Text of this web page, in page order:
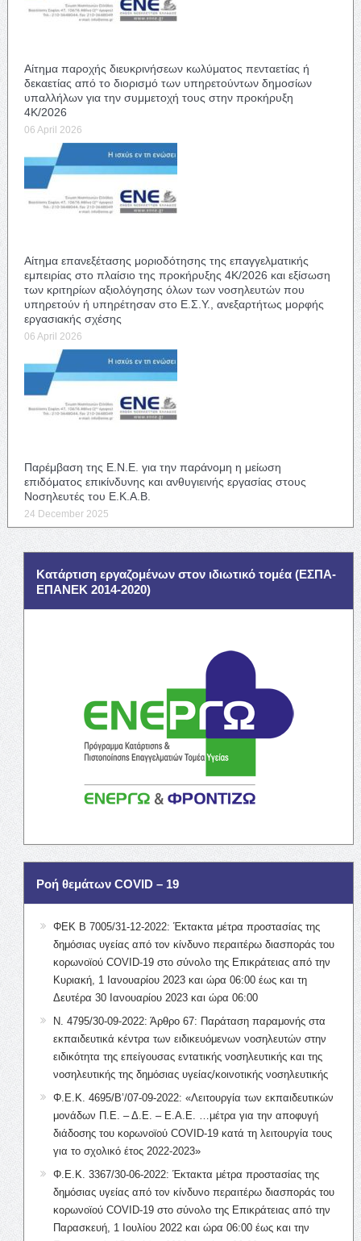
Αίτημα παροχής διευκρινήσεων κωλύματος πενταετίας ή
δεκαετίας από το διορισμό των υπηρετούντων δημοσίων
υπαλλήλων για την συμμετοχή τους στην προκήρυξη
4Κ/2026
06 April 2026
Αίτημα επανεξέτασης μοριοδότησης της επαγγελματικής
εμπειρίας στο πλαίσιο της προκήρυξης 4Κ/2026 και εξίσωση
των κριτηρίων αξιολόγησης όλων των νοσηλευτών που
υπηρετούν ή υπηρέτησαν στο Ε.Σ.Υ., ανεξαρτήτως μορφής
εργασιακής σχέσης
06 April 2026
Παρέμβαση της Ε.Ν.Ε. για την παράνομη η μείωση
επιδόματος επικίνδυνης και ανθυγιεινής εργασίας στους
Νοσηλευτές του Ε.Κ.Α.Β.
24 December 2025
Κατάρτιση εργαζομένων στον ιδιωτικό τομέα (ΕΣΠΑ-
ΕΠΑΝΕΚ 2014-2020)
Ροή θεμάτων COVID – 19
ΦΕΚ Β 7005/31-12-2022: Έκτακτα μέτρα προστασίας της
δημόσιας υγείας από τον κίνδυνο περαιτέρω διασποράς του
κορωνοϊού COVID-19 στο σύνολο της Επικράτειας από την
Κυριακή, 1 Ιανουαρίου 2023 και ώρα 06:00 έως και τη
Δευτέρα 30 Ιανουαρίου 2023 και ώρα 06:00
Ν. 4795/30-09-2022: Άρθρο 67: Παράταση παραμονής στα
εκπαιδευτικά κέντρα των ειδικευόμενων νοσηλευτών στην
ειδικότητα της επείγουσας εντατικής νοσηλευτικής και της
νοσηλευτικής της δημόσιας υγείας/κοινοτικής νοσηλευτικής
Φ.Ε.Κ. 4695/Β’/07-09-2022: «Λειτουργία των εκπαιδευτικών
μονάδων Π.Ε. – Δ.Ε. – Ε.Α.Ε. …μέτρα για την αποφυγή
διάδοσης του κορωνοϊού COVID-19 κατά τη λειτουργία τους
για το σχολικό έτος 2022-2023»
Φ.Ε.Κ. 3367/30-06-2022: Έκτακτα μέτρα προστασίας της
δημόσιας υγείας από τον κίνδυνο περαιτέρω διασποράς του
κορωνοϊού COVID-19 στο σύνολο της Επικράτειας από την
Παρασκευή, 1 Ιουλίου 2022 και ώρα 06:00 έως και την